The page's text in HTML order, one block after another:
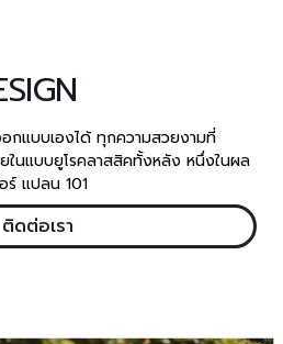
กแบบเองได้ ทุกความสวยงามที่
นแบบยูโรคลาสสิคทั้งหลัง หนึ่งในผล
ร์ แปลน 101
ติดต่อเรา